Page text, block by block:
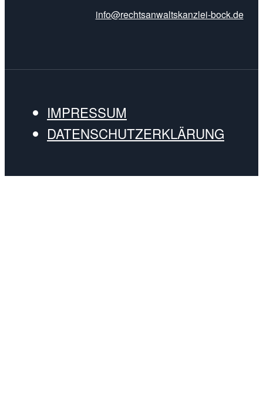
info@rechtsanwaltskanzlei-bock.de
IMPRESSUM
DATENSCHUTZERKLÄRUNG